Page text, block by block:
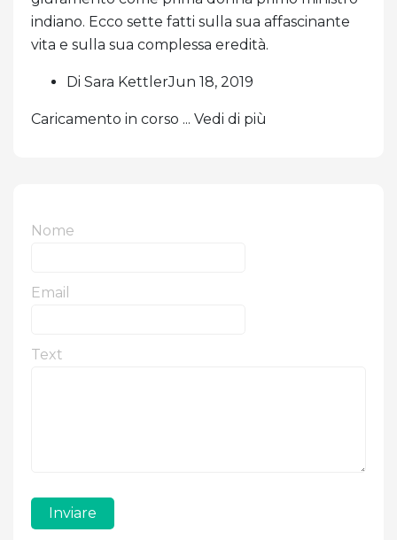
indiano. Ecco sette fatti sulla sua affascinante
vita e sulla sua complessa eredità.
Di Sara KettlerJun 18, 2019
Caricamento in corso ... Vedi di più
Nome
Email
Text
Inviare